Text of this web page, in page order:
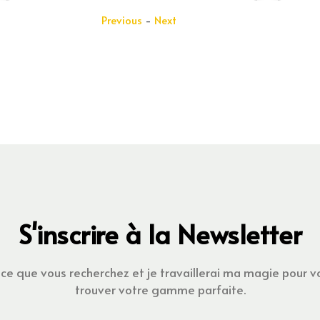
Previous - Next
S'inscrire à la Newsletter
que vous recherchez et je travaillerai ma magie pour
trouver votre gamme parfaite.